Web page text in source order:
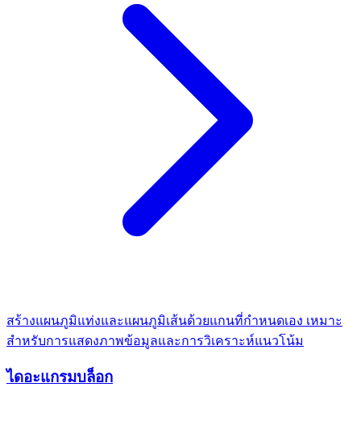
สร้างแผนภูมิแท่งและแผนภูมิเส้นด้วยแกนที่กำหนดเอง เหมาะ
สำหรับการแสดงภาพข้อมูลและการวิเคราะห์แนวโน้ม
ไดอะแกรมบล็อก